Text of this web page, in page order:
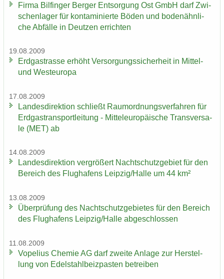
Firma Bil­fin­ger Ber­ger Ent­sor­gung Ost GmbH darf Zwi­
schen­la­ger für kon­ta­mi­nier­te Böden und bo­den­ähn­li­
che Ab­fäl­le in Deut­zen er­rich­ten
19.08.2009
Erd­gas­tras­se er­höht Ver­sor­gungs­si­cher­heit in Mittel-​
und West­eu­ro­pa
17.08.2009
Lan­des­di­rek­ti­on schließt Raum­ord­nungs­ver­fah­ren für
Erd­gas­trans­port­lei­tung - Mit­tel­eu­ro­päi­sche Trans­ver­sa­
le (MET) ab
14.08.2009
Lan­des­di­rek­ti­on ver­grö­ßert Nacht­schutz­ge­biet für den
Be­reich des Flug­ha­fens Leip­zig/Halle um 44 km²
13.08.2009
Über­prü­fung des Nacht­schutz­ge­bie­tes für den Be­reich
des Flug­ha­fens Leip­zig/Halle ab­ge­schlos­sen
11.08.2009
Vo­pe­li­us Che­mie AG darf zwei­te An­la­ge zur Her­stel­
lung von Edel­stahl­beiz­pas­ten be­trei­ben